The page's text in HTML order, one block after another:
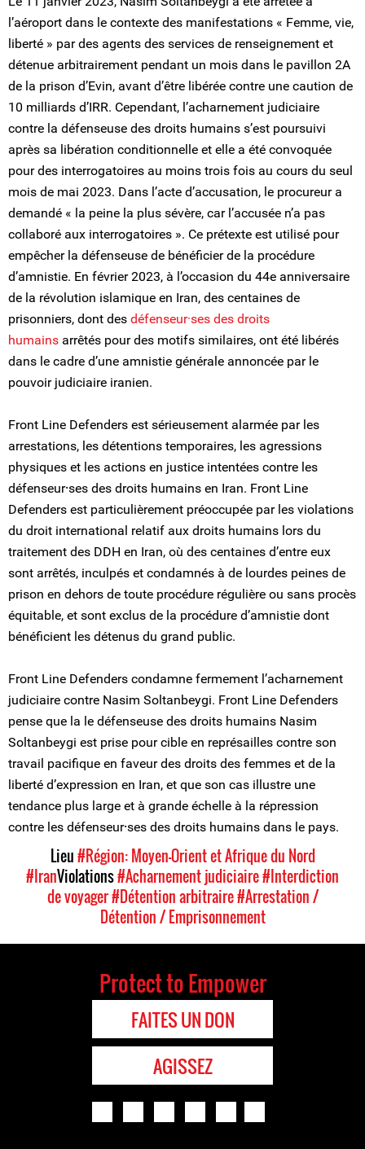
l’aéroport dans le contexte des manifestations « Femme, vie,
liberté » par des agents des services de renseignement et
détenue arbitrairement pendant un mois dans le pavillon 2A
de la prison d’Evin, avant d’être libérée contre une caution de
10 milliards d’IRR. Cependant, l’acharnement judiciaire
contre la défenseuse des droits humains s’est poursuivi
après sa libération conditionnelle et elle a été convoquée
pour des interrogatoires au moins trois fois au cours du seul
mois de mai 2023. Dans l’acte d’accusation, le procureur a
demandé « la peine la plus sévère, car l’accusée n’a pas
collaboré aux interrogatoires ». Ce prétexte est utilisé pour
empêcher la défenseuse de bénéficier de la procédure
d’amnistie. En février 2023, à l’occasion du 44e anniversaire
de la révolution islamique en Iran, des centaines de
prisonniers, dont des défenseur·ses des droits
humains arrêtés pour des motifs similaires, ont été libérés
dans le cadre d’une amnistie générale annoncée par le
pouvoir judiciaire iranien.
Front Line Defenders est sérieusement alarmée par les
arrestations, les détentions temporaires, les agressions
physiques et les actions en justice intentées contre les
défenseur⸱ses des droits humains en Iran. Front Line
Defenders est particulièrement préoccupée par les violations
du droit international relatif aux droits humains lors du
traitement des DDH en Iran, où des centaines d’entre eux
sont arrêtés, inculpés et condamnés à de lourdes peines de
prison en dehors de toute procédure régulière ou sans procès
équitable, et sont exclus de la procédure d’amnistie dont
bénéficient les détenus du grand public.
Front Line Defenders condamne fermement l’acharnement
judiciaire contre Nasim Soltanbeygi. Front Line Defenders
pense que la le défenseuse des droits humains Nasim
Soltanbeygi est prise pour cible en représailles contre son
travail pacifique en faveur des droits des femmes et de la
liberté d’expression en Iran, et que son cas illustre une
tendance plus large et à grande échelle à la répression
contre les défenseur⸱ses des droits humains dans le pays.
Lieu#Région: Moyen-Orient et Afrique du Nord
#IranViolations#Acharnement judiciaire#Interdiction
de voyager#Détention arbitraire#Arrestation /
Détention / Emprisonnement
Protect to Empower
FAITES UN DON
AGISSEZ